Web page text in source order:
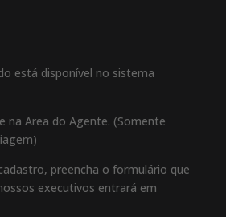
está disponível no sistema
na Area do Agente. (Somente
preencha o formulário que
executivos entrará em